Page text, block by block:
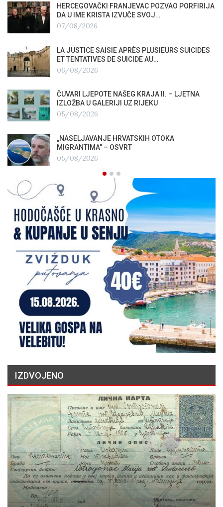
HERCEGOVAČKI FRANJEVAC POZVAO PORFIRIJA
DA U IME KRISTA IZVUČE SVOJ…
07/08/2026
LA JUSTICE SAISIE APRÈS PLUSIEURS SUICIDES
ET TENTATIVES DE SUICIDE AU…
06/08/2026
ČUVARI LJEPOTE NAŠEG KRAJA II. – LJETNA
IZLOŽBA U GALERIJI UZ RIJEKU
05/08/2026
„NASELJAVANJE HRVATSKIH OTOKA
MIGRANTIMA″ – OSVRT
05/08/2026
IZDVOJENO